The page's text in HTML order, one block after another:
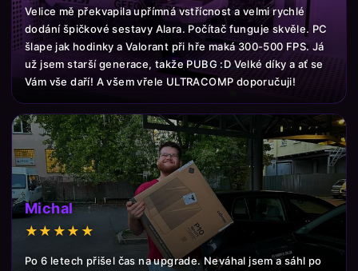
Velice mě překvapila upřímná vstřícnost a velmi rychlé
dodání špičkové sestavy Alara. Počítač funguje skvěle. PC
šlape jak hodinky a Valorant při hře maká 300-500 FPS. Já
už jsem starší generace, takže PUBG :D Velké díky a ať se
Vám vše daří! A všem vřele ULTRACOMP doporučuji!
Michal
★★★★★
Po 6 letech přišel čas na upgrade. Neváhal jsem a sáhl po